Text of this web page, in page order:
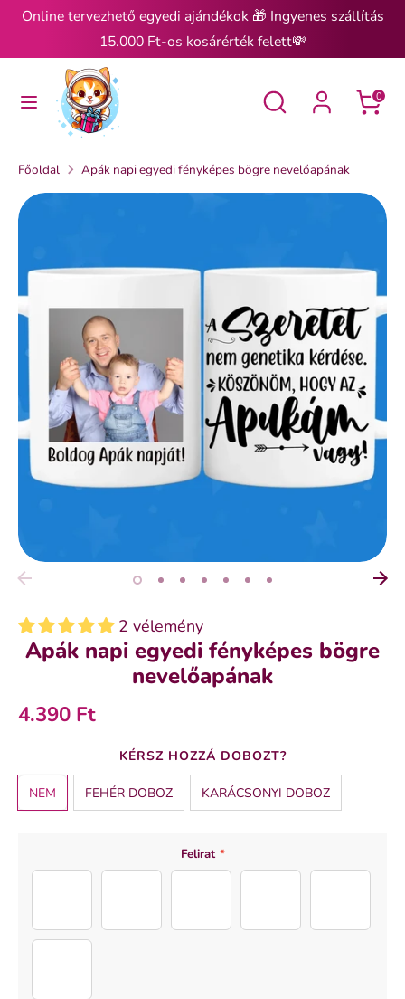
Ugrás
tartalomra
Online tervezhető egyedi ajándékok 🎁 Ingyenes szállítás
15.000 Ft-os kosárérték felett💸
Keresés
Keresés 0
KeresésKeresés
Főoldal Apák napi egyedi fényképes bögre nevelőapának
2 vélemény
Apák napi egyedi fényképes bögre
nevelőapának
4.390 Ft
BÖGRE ALAPJA
FEHÉR
KÉRSZ HOZZÁ DOBOZT?
NEM FEHÉR DOBOZ KARÁCSONYI DOBOZ
Felirat *